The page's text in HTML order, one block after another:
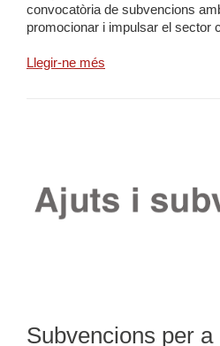
convocatòria de subvencions
promocionar i impulsar el sector
Llegir-ne més
Subvencions per a